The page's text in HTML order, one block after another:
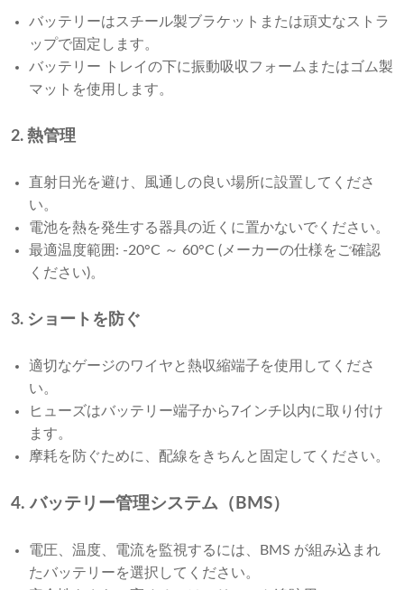
バッテリーはスチール製ブラケットまたは頑丈なストラ
ップで固定します。
バッテリー トレイの下に振動吸収フォームまたはゴム製
マットを使用します。
2. 熱管理
直射日光を避け、風通しの良い場所に設置してくださ
い。
電池を熱を発生する器具の近くに置かないでください。
最適温度範囲: -20°C ～ 60°C (メーカーの仕様をご確認
ください)。
3. ショートを防ぐ
適切なゲージのワイヤと熱収縮端子を使用してくださ
い。
ヒューズはバッテリー端子から7インチ以内に取り付け
ます。
摩耗を防ぐために、配線をきちんと固定してください。
4. バッテリー管理システム（BMS）
電圧、温度、電流を監視するには、BMS が組み込まれ
たバッテリーを選択してください。